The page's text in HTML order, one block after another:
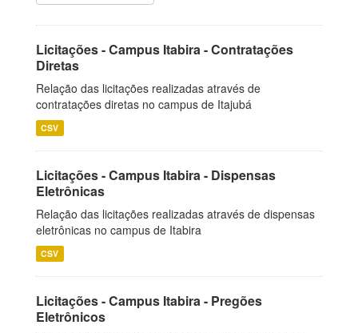
Licitações - Campus Itabira - Contratações
Diretas
Relação das licitações realizadas através de
contratações diretas no campus de Itajubá
CSV
Licitações - Campus Itabira - Dispensas
Eletrônicas
Relação das licitações realizadas através de dispensas
eletrônicas no campus de Itabira
CSV
Licitações - Campus Itabira - Pregões
Eletrônicos